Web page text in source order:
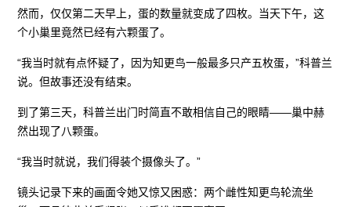
然而，仅仅第二天早上，蛋的数量就变成了四枚。当天下午，这
个小巢里竟然已经有六颗蛋了。
“我当时就有点怀疑了，因为知更鸟一般最多只产五枚蛋，”科普兰
说。但故事还没有结束。
到了第三天，科普兰出门时简直不敢相信自己的眼睛——巢中赫
然出现了八颗蛋。
“我当时就说，我们得装个摄像头了。”
镜头记录下来的画面令她又惊又困惑：两个雌性知更鸟轮流坐